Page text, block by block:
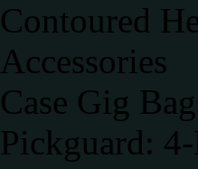
Contoured
Accessories
Case Gig
Pickguard: